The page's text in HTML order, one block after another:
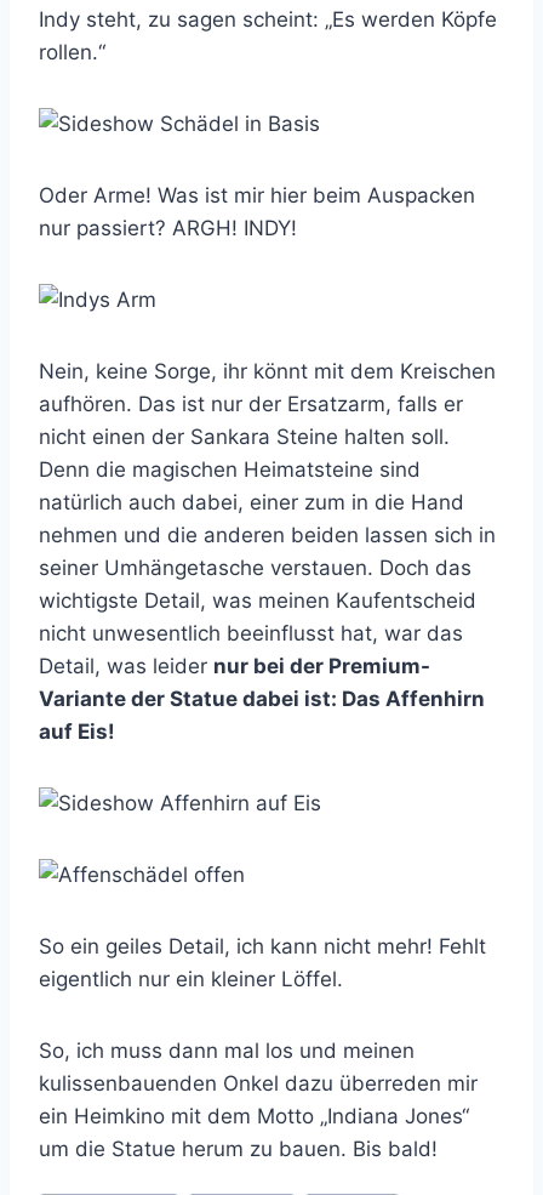
Indy steht, zu sagen scheint: „Es werden Köpfe
rollen.“
Oder Arme! Was ist mir hier beim Auspacken
nur passiert? ARGH! INDY!
Nein, keine Sorge, ihr könnt mit dem Kreischen
aufhören. Das ist nur der Ersatzarm, falls er
nicht einen der Sankara Steine halten soll.
Denn die magischen Heimatsteine sind
natürlich auch dabei, einer zum in die Hand
nehmen und die anderen beiden lassen sich in
seiner Umhängetasche verstauen. Doch das
wichtigste Detail, was meinen Kaufentscheid
nicht unwesentlich beeinflusst hat, war das
Detail, was leider nur bei der Premium-
Variante der Statue dabei ist: Das Affenhirn
auf Eis!
So ein geiles Detail, ich kann nicht mehr! Fehlt
eigentlich nur ein kleiner Löffel.
So, ich muss dann mal los und meinen
kulissenbauenden Onkel dazu überreden mir
ein Heimkino mit dem Motto „Indiana Jones“
um die Statue herum zu bauen. Bis bald!